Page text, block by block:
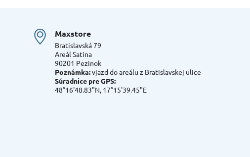
Maxstore
Bratislavská 79
Areál Satina
90201 Pezinok
Poznámka:vjazd do areálu z Bratislavskej ulice
Súradnice pre GPS:
48°16'48.83"N, 17°15'39.45"E